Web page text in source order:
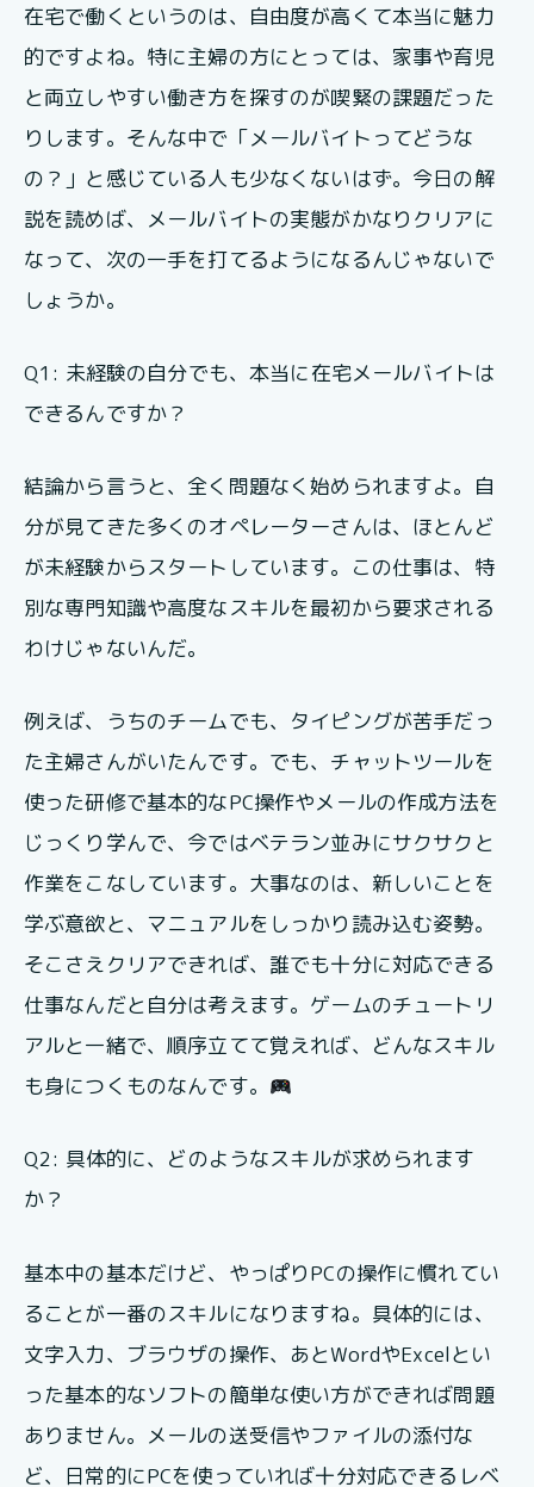
在宅で働くというのは、自由度が高くて本当に魅力
的ですよね。特に主婦の方にとっては、家事や育児
と両立しやすい働き方を探すのが喫緊の課題だった
りします。そんな中で「メールバイトってどうな
の？」と感じている人も少なくないはず。今日の解
説を読めば、メールバイトの実態がかなりクリアに
なって、次の一手を打てるようになるんじゃないで
しょうか。
Q1: 未経験の自分でも、本当に在宅メールバイトは
できるんですか？
結論から言うと、全く問題なく始められますよ。自
分が見てきた多くのオペレーターさんは、ほとんど
が未経験からスタートしています。この仕事は、特
別な専門知識や高度なスキルを最初から要求される
わけじゃないんだ。
例えば、うちのチームでも、タイピングが苦手だっ
た主婦さんがいたんです。でも、チャットツールを
使った研修で基本的なPC操作やメールの作成方法を
じっくり学んで、今ではベテラン並みにサクサクと
作業をこなしています。大事なのは、新しいことを
学ぶ意欲と、マニュアルをしっかり読み込む姿勢。
そこさえクリアできれば、誰でも十分に対応できる
仕事なんだと自分は考えます。ゲームのチュートリ
アルと一緒で、順序立てて覚えれば、どんなスキル
も身につくものなんです。
Q2: 具体的に、どのようなスキルが求められます
か？
基本中の基本だけど、やっぱりPCの操作に慣れてい
ることが一番のスキルになりますね。具体的には、
文字入力、ブラウザの操作、あとWordやExcelとい
った基本的なソフトの簡単な使い方ができれば問題
ありません。メールの送受信やファイルの添付な
ど、日常的にPCを使っていれば十分対応できるレベ